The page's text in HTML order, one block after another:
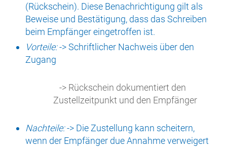
(Rückschein). Diese Benachrichtigung gilt als
Beweise und Bestätigung, dass das Schreiben
beim Empfänger eingetroffen ist.
Vorteile:-> Schriftlicher Nachweis über den
Zugang
-> Rückschein dokumentiert den
Zustellzeitpunkt und den Empfänger
Nachteile:-> Die Zustellung kann scheitern,
wenn der Empfänger due Annahme verweigert